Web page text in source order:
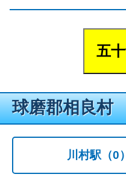
球磨郡相良村
川村駅 （0）